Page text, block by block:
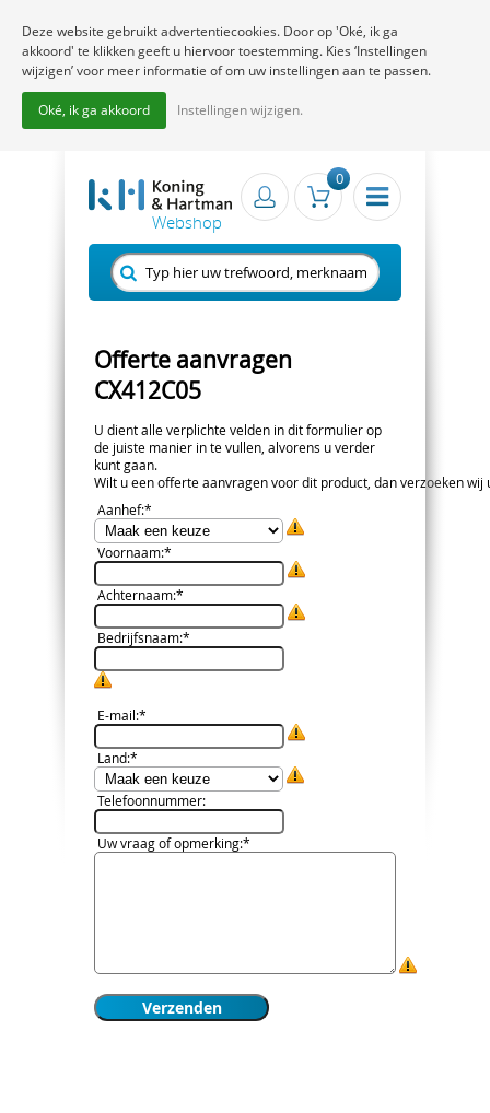
0
Offerte aanvragen
CX412C05
U dient alle verplichte velden in dit formulier op
de juiste manier in te vullen, alvorens u verder
kunt gaan.
Wilt u een offerte aanvragen voor dit product, dan verzoeken
Aanhef:*
Voornaam:*
Achternaam:*
Bedrijfsnaam:*
E-mail:*
Land:*
Telefoonnummer:
Uw vraag of opmerking:*
Deze website gebruikt advertentiecookies. Door op 'Oké, ik ga
akkoord' te klikken geeft u hiervoor toestemming. Kies ‘Instellingen
wijzigen’ voor meer informatie of om uw instellingen aan te passen.
Oké, ik ga akkoord Instellingen wijzigen.